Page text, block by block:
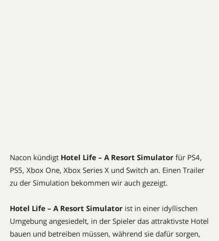
Nacon kündigt Hotel Life – A Resort Simulator für PS4,
PS5, Xbox One, Xbox Series X und Switch an. Einen Trailer
zu der Simulation bekommen wir auch gezeigt.
Hotel Life – A Resort Simulator ist in einer idyllischen
Umgebung angesiedelt, in der Spieler das attraktivste Hotel
bauen und betreiben müssen, während sie dafür sorgen,